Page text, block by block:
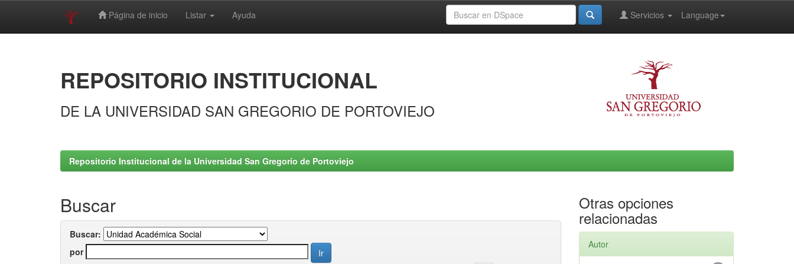
Página de inicio Listar Ayuda Language
Servicios
REPOSITORIO INSTITUCIONAL
DE LA UNIVERSIDAD SAN GREGORIO DE PORTOVIEJO
Repositorio Institucional de la Universidad San Gregorio de Portoviejo
Buscar
Buscar:
por
Otras opciones
relacionadas
Autor